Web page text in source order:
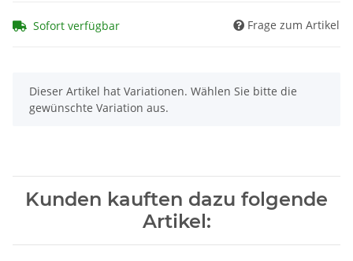
Sofort verfügbar Frage zum Artikel
x
Dieser Artikel hat Variationen. Wählen Sie bitte die
gewünschte Variation aus.
Kunden kauften dazu folgende
Artikel: